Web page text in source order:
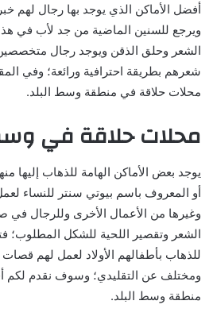
أفضل الأماكن الذي يوجد بها رجال لهم
ويرجع للسنين الماضية من جد لأب في
الشعر وحلق الذقن ويوجد رجال
شعرهم بطريقة احترافية ورائعة؛ وفي
محلات حلاقة في منطقة وسط البلد.
محلات حلاقة في
يوجد بعض الأماكن الهامة للذهاب إليها
أو المعروف باسم بيوتي سنتر للنساء
وغيرها من الأعمال الأخرى وللرجال في
الشعر وتقصير اللحية للشكل المطلوب؛
للذهاب بأطفالهم الأولاد لعمل لهم قصات
منطقة وسط البلد.